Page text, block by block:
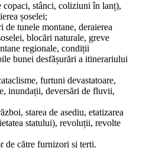
copaci, stânci, coliziuni în lanț),
șoselei;
de tunele montane, deraierea
blocări naturale, greve
regionale, condiții
bunei desfășurări a itinerariului
furtuni devastatoare,
inundații, deversări de fluvii,
starea de asediu, etatizarea
statului), revoluții, revolte
de către furnizori și terți.